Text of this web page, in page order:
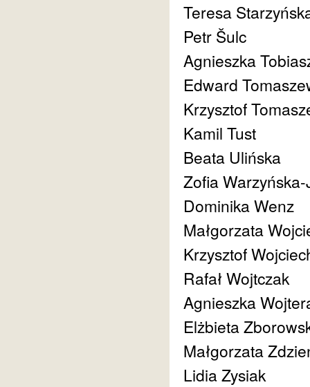
Teresa
Petr Šulc
Agnieszka
Edward
Krzysztof
Kamil Tust
Beata Ulińska
Zofia
Dominika Wenz
Małgorzata
Krzysztof
Rafał Wojtczak
Agnieszka
Elżbieta
Małgorzata
Lidia Zysiak